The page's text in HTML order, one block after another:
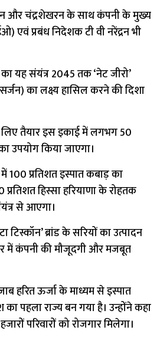
और चंद्रशेखरन के साथ कंपनी के मुख्य
एवं प्रबंध निदेशक टी वी नरेंद्रन भी
यह संयंत्र 2045 तक ‘नेट जीरो’
का लक्ष्य हासिल करने की दिशा
तैयार इस इकाई में लगभग 50
उपयोग किया जाएगा।
प्रतिशत इस्पात कबाड़ का
हिस्सा हरियाणा के रोहतक
से आएगा।
टिस्कॉन’ ब्रांड के सरियों का उत्पादन
में कंपनी की मौजूदगी और मजबूत
हरित ऊर्जा के माध्यम से इस्पात
पहला राज्य बन गया है। उन्होंने कहा
परिवारों को रोजगार मिलेगा।